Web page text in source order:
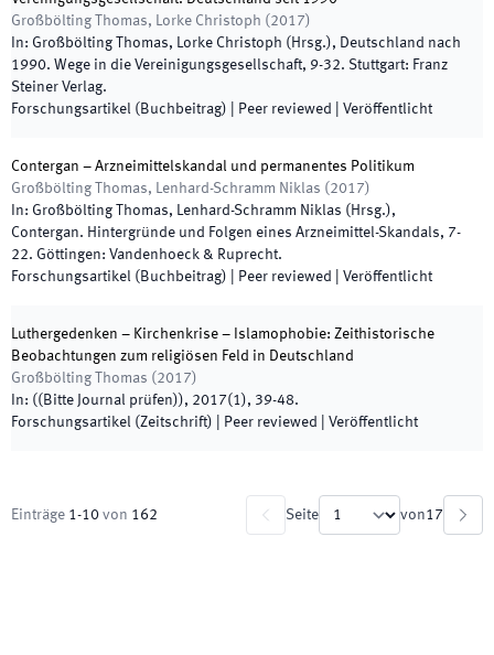
Großbölting Thomas, Lorke Christoph ( 2017)
In: Großbölting Thomas, Lorke Christoph ( Hrsg.), Deutschland nach
1990. Wege in die Vereinigungsgesellschaft, 9-32. Stuttgart: Franz
Steiner Verlag.
Forschungsartikel (Buchbeitrag) | Peer reviewed Veröffentlicht
Contergan – Arzneimittelskandal und permanentes Politikum
Großbölting Thomas, Lenhard-Schramm Niklas ( 2017)
In: Großbölting Thomas, Lenhard-Schramm Niklas ( Hrsg.),
Contergan. Hintergründe und Folgen eines Arzneimittel-Skandals, 7-
22. Göttingen: Vandenhoeck & Ruprecht.
Forschungsartikel (Buchbeitrag) | Peer reviewed Veröffentlicht
Luthergedenken – Kirchenkrise – Islamophobie: Zeithistorische
Beobachtungen zum religiösen Feld in Deutschland
Großbölting Thomas ( 2017)
In: ((Bitte Journal prüfen)), 2017(1), 39-48.
Forschungsartikel (Zeitschrift) | Peer reviewed Veröffentlicht
Einträge 1-10 von 162 Seite von17